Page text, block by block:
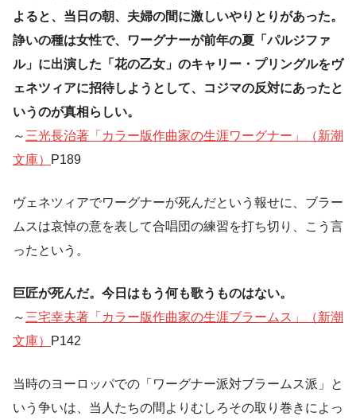
よると、当日の朝、夫婦の間に激しいやりとりがあった。
諍いの種は女性で、ワーグナーが前年の夏「パルジファ
ル」に出演した「花の乙女」のキャリー・プリングルをヴ
ェネツィアに招待しようとして、コジマの反対にあったと
いうのが真相らしい。
～ 三光長治著「カラー版作曲家の生涯ワーグナー」（新潮
文庫）
P189
ヴェネツィアでワーグナーが死んだという報せに、ブラー
ムスは哀悼の意を表して合唱団の練習を打ち切り、こう言
ったという。
巨匠が死んだ。今日はもう何も歌うものはない。
～ 三宅幸夫著「カラー版作曲家の生涯ブラームス」（新潮
文庫）
P142
当時のヨーロッパでの「ワーグナー派対ブラームス派」と
いう争いは、当人たちの間よりむしろその取り巻きによっ